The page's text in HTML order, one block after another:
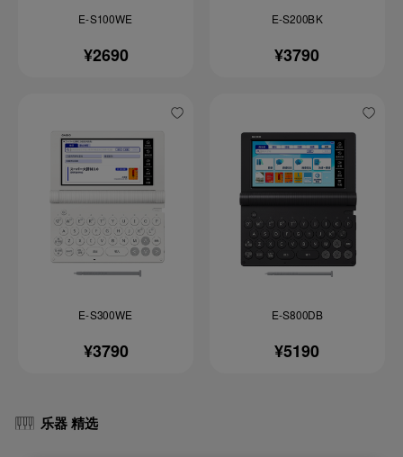
E-S100WE
¥2690
E-S200BK
¥3790
E-S300WE
¥3790
E-S800DB
¥5190
乐器 精选